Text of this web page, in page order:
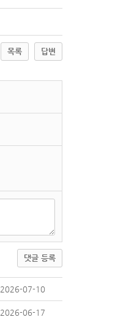
목록 답변
댓글 등록
2026-07-10
2026-06-17